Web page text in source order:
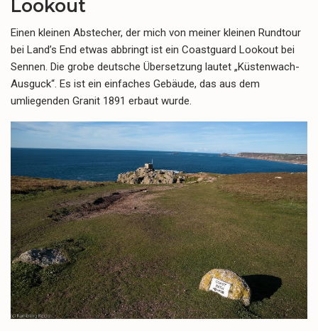
Lookout
Einen kleinen Abstecher, der mich von meiner kleinen Rundtour
bei Land’s End etwas abbringt ist ein Coastguard Lookout bei
Sennen. Die grobe deutsche Übersetzung lautet „Küstenwach-
Ausguck“. Es ist ein einfaches Gebäude, das aus dem
umliegenden Granit 1891 erbaut wurde.